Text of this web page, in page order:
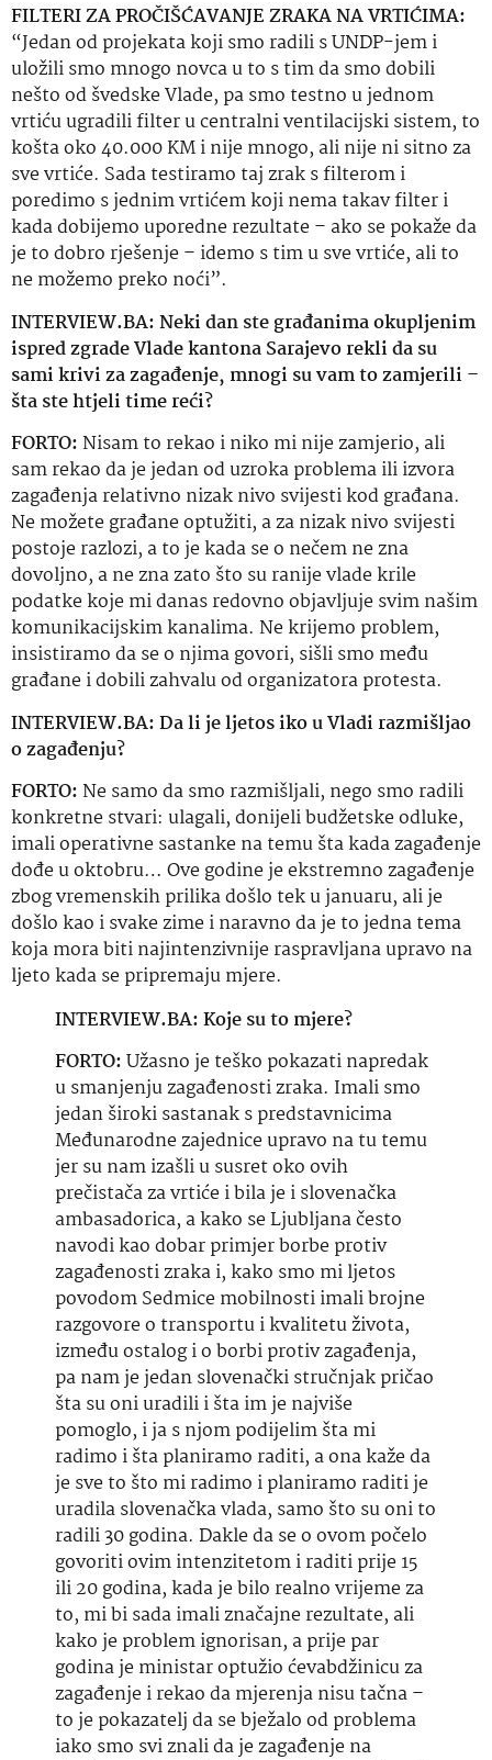
FILTERI ZAPROČIŠĆAVANJEZRAKA NA VRTIĆIMA:
“Jedan od projekata koji smo radili s UNDP-jem i
uložili smo mnogo novca u to s tim da smo dobili
nešto od švedske Vlade, pa smo testno u jednom
vrtiću ugradili filter u centralni ventilacijski sistem, to
košta oko 40.000 KM i nije mnogo, ali nije ni sitno za
sve vrtiće. Sada testiramo taj zrak s filterom i
poredimo s jednim vrtićem koji nema takav filter i
kada dobijemo uporednerezultate – ako se pokaže da
je to dobro rješenje – idemo s tim u sve vrtiće, ali to
ne možemo preko noći”.
INTERVIEW.BA: Neki dan ste građanima okupljenim
ispred zgrade Vlade kantona Sarajevo rekli da su
sami krivi za zagađenje, mnogi su vam to zamjerili –
štaste htjeli time reći?
FORTO:Nisam to rekao iniko mi nije zamjerio, ali
sam rekao da je jedan od uzroka problema ili izvora
zagađenja relativno nizak nivo svijesti kod građana.
Ne možete građane optužiti, a za nizak nivo svijesti
postoje razlozi, a to je kada se o nečem ne zna
dovoljno, a ne zna zato što su ranije vlade krile
podatke koje mi danas redovno objavljuje svim našim
komunikacijskim kanalima. Ne krijemo problem,
insistiramo da se o njima govori, sišli smo među
građane i dobili zahvalu od organizatora protesta.
INTERVIEW.BA: Da li je ljetosikou Vladi razmišljao
o zagađenju?
FORTO:Ne samo da smo razmišljali, nego smo radili
konkretnestvari: ulagali, donijeli budžetske odluke,
imali operativne sastanke na temuštakada zagađenje
dođe u oktobru… Ove godine je ekstremno zagađenje
zbog vremenskih prilika došlo tek u januaru, ali je
došlo kao i svake zime i naravno da je to jedna tema
koja mora biti najintenzivnije raspravljana upravo na
ljeto kada se pripremaju mjere.
INTERVIEW.BA: Koje su to mjere?
FORTO:Užasno je teško pokazati napredak
u smanjenju zagađenosti zraka. Imali smo
jedan široki sastanak s predstavnicima
Međunarodne zajednice upravo na tu temu
jer su nam izašli u susret oko ovih
prečistača za vrtiće i bila je i slovenačka
ambasadorica, a kako se Ljubljana često
navodi kao dobar primjer borbe protiv
zagađenosti zraka i, kako smo mi ljetos
povodom Sedmice mobilnosti imali brojne
razgovore o transportu i kvalitetu života,
između ostalog i o borbi protiv zagađenja,
pa nam je jedan slovenački stručnjak pričao
štasu oni uradili ištaim je najviše
pomoglo, i ja s njom podijelimštami
radimo ištaplaniramo raditi, a ona kaže da
je sve to što mi radimo i planiramo raditi je
uradila slovenačka vlada, samo što su oni to
radili 30 godina. Dakle da se o ovom počelo
govoriti ovim intenzitetom i raditi prije 15
ili 20 godina, kada je bilo realno vrijeme za
to, mi bi sada imali značajne rezultate, ali
kako je problemignorisan, a prije par
godina je ministar optužioćevabdžinicuza
zagađenje i rekao da mjerenja nisutačna–
to je pokazatelj da se bježalo od problema
iako smo svi znali da je zagađenje na